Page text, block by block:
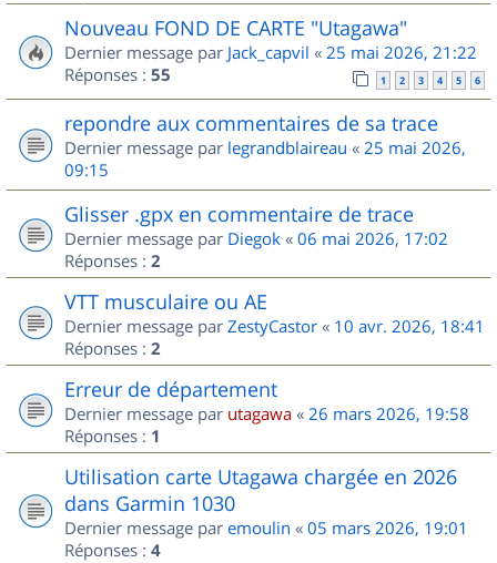
Nouveau FOND DE CARTE "Utagawa"
Dernier message par Jack_capvil « 25 mai 2026, 21:22
Réponses : 55 1 2 3 4 5 6
repondre aux commentaires de sa trace
Dernier message par legrandblaireau « 25 mai 2026,
09:15
Glisser .gpx en commentaire de trace
Dernier message par Diegok « 06 mai 2026, 17:02
Réponses : 2
VTT musculaire ou AE
Dernier message par ZestyCastor « 10 avr. 2026, 18:41
Réponses : 2
Erreur de département
Dernier message par utagawa « 26 mars 2026, 19:58
Réponses : 1
Utilisation carte Utagawa chargée en 2026
dans Garmin 1030
Dernier message par emoulin « 05 mars 2026, 19:01
Réponses : 4